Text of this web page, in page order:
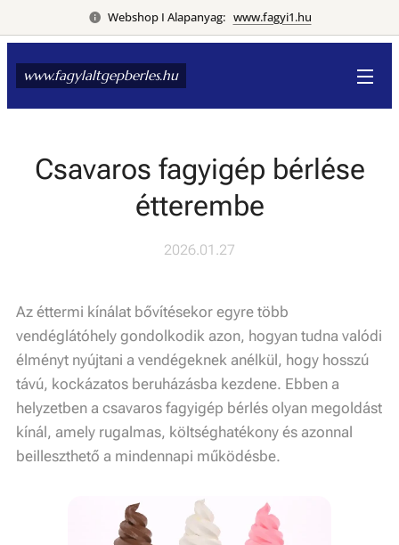
Webshop I Alapanyag: www.fagyi1.hu
www.fagylaltgepberles.hu
Csavaros fagyigép bérlése
étterembe
2026.01.27
Az éttermi kínálat bővítésekor egyre több
vendéglátóhely gondolkodik azon, hogyan tudna valódi
élményt nyújtani a vendégeknek anélkül, hogy hosszú
távú, kockázatos beruházásba kezdene. Ebben a
helyzetben a csavaros fagyigép bérlés olyan megoldást
kínál, amely rugalmas, költséghatékony és azonnal
beilleszthető a mindennapi működésbe.